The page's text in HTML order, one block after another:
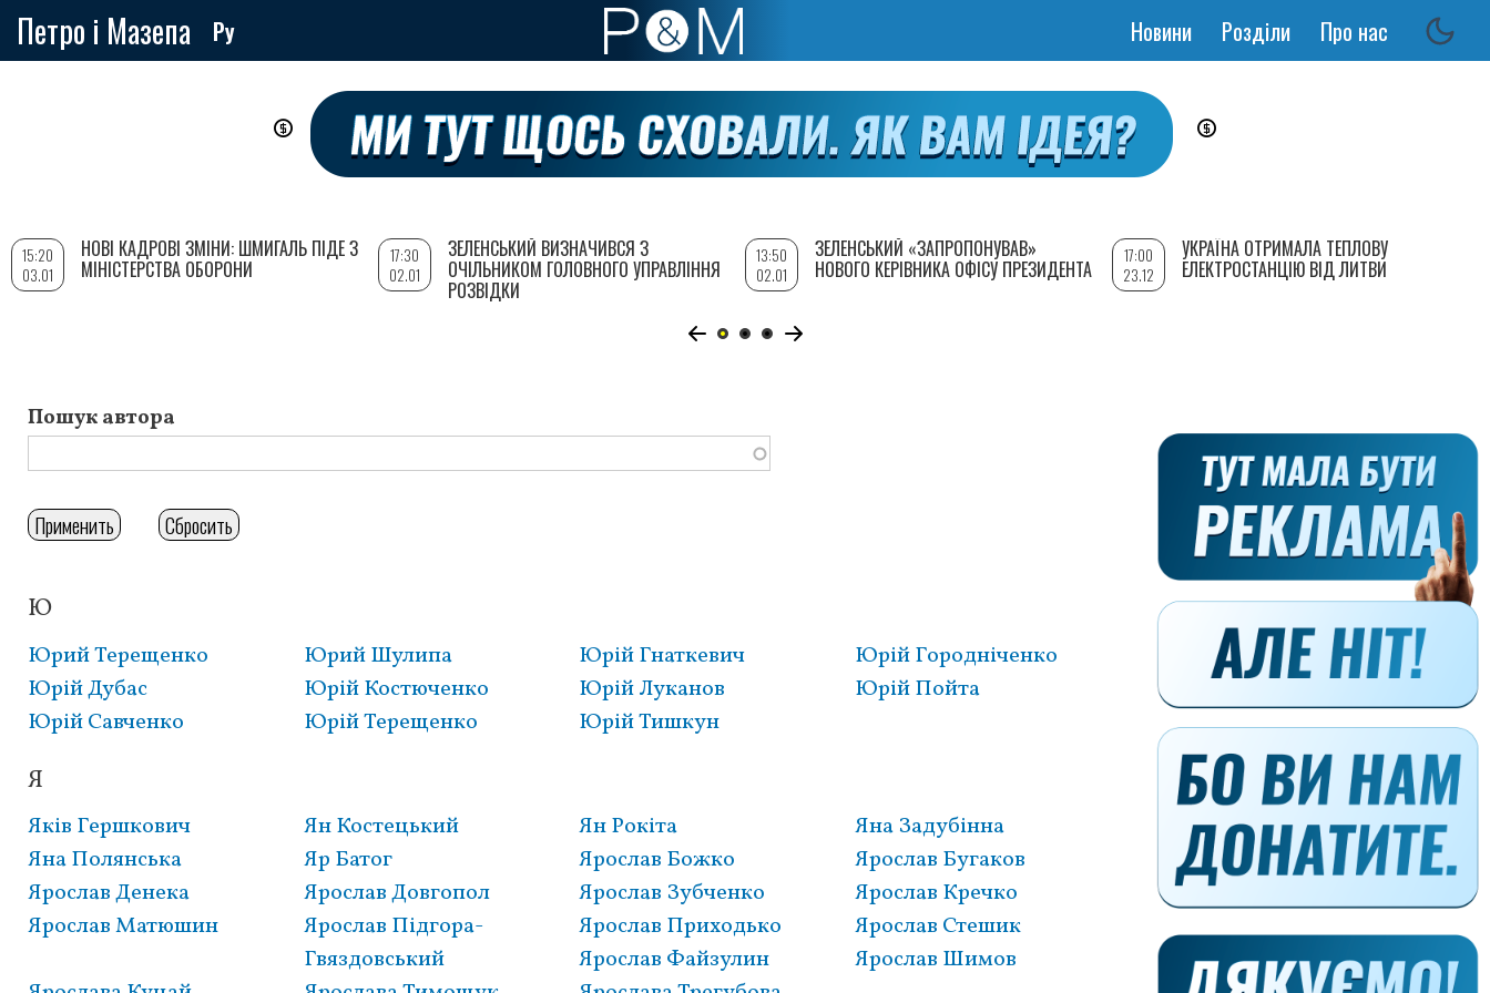
Петро і Мазепа Ру
Основная
Новини Розділи Про нас
Пошук автора
Ю
Юрий Терещенко Юрий Шулипа Юрій Гнаткевич
Юрій Городніченко
Юрій Дубас
Юрій Костюченко Юрій Луканов
Юрій Пойта
Юрій Савченко
Юрій Терещенко Юрій Тишкун
Я
Яків Гершкович Ян Костецький Ян Рокіта
Яна Задубінна
Яна Полянська
Яр Батог Ярослав Божко
Ярослав Бугаков
Ярослав Денека
Ярослав Довгопол Ярослав Зубченко
Ярослав Кречко
Ярослав Матюшин
Ярослав Підгора-
Гвяздовський
Ярослав Приходько
Ярослав Стешик
Ярослав Файзулин
Ярослав Шимов
Розбивка
на
сторінки
15:20
03.01
НОВІ КАДРОВІ ЗМІНИ: ШМИГАЛЬ ПІДЕ З
МІНІСТЕРСТВА ОБОРОНИ
17:30
02.01
ЗЕЛЕНСЬКИЙ ВИЗНАЧИВСЯ З
ОЧІЛЬНИКОМ ГОЛОВНОГО УПРАВЛІННЯ
РОЗВІДКИ
13:50
02.01
ЗЕЛЕНСЬКИЙ «ЗАПРОПОНУВАВ»
НОВОГО КЕРІВНИКА ОФІСУ ПРЕЗИДЕНТА
17:00
23.12
УКРАЇНА ОТРИМАЛА ТЕПЛОВУ
ЕЛЕКТРОСТАНЦІЮ ВІД ЛИТВИ